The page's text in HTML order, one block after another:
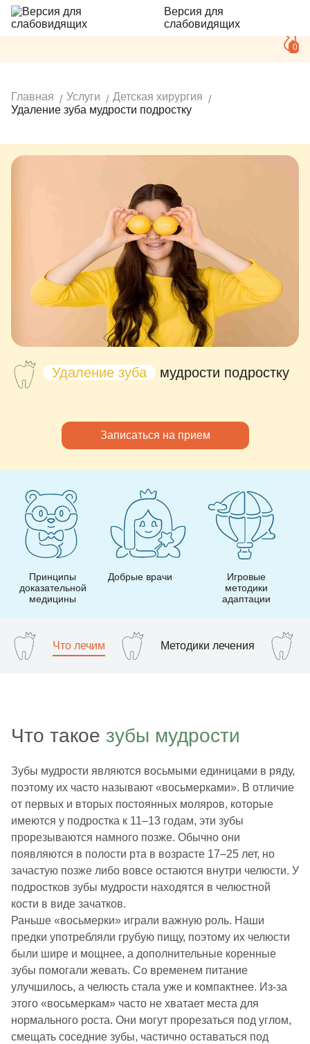
Версия для
слабовидящих
0
Главная Услуги
Детская хирургия
Удаление зуба мудрости подростку
Удаление зуба мудрости подростку
Записаться на прием
Добрые врачи
Игровые
Игровой интерьер
Что лечим Методики лечения
Что такое зубы мудрости
Зубы мудрости являются восьмыми единицами в ряду,
поэтому их часто называют «восьмерками». В отличие
от первых и вторых постоянных моляров, которые
имеются у подростка к 11–13 годам, эти зубы
прорезываются намного позже. Обычно они
появляются в полости рта в возрасте 17–25 лет, но
зачастую позже либо вовсе остаются внутри челюсти. У
подростков зубы мудрости находятся в челюстной
кости в виде зачатков.
Раньше «восьмерки» играли важную роль. Наши
предки употребляли грубую пищу, поэтому их челюсти
были шире и мощнее, а дополнительные коренные
зубы помогали жевать. Со временем питание
улучшилось, а челюсть стала уже и компактнее. Из-за
этого «восьмеркам» часто не хватает места для
нормального роста. Они могут прорезаться под углом,
смещать соседние зубы, частично оставаться под